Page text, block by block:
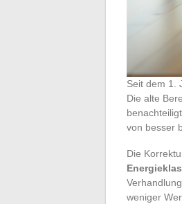
Seit dem 1.
Die alte
von besser
Die
weniger